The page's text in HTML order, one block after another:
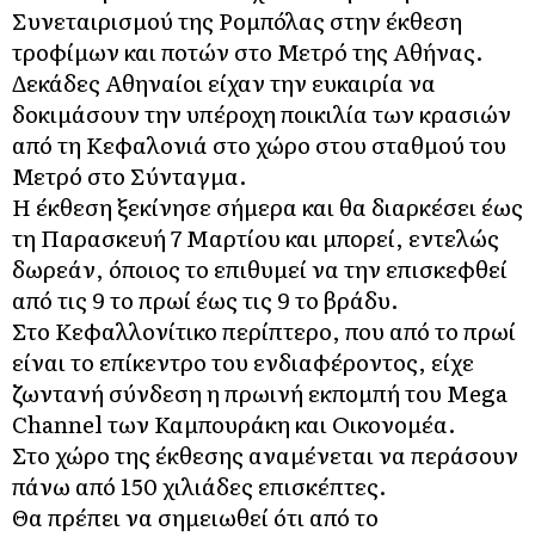
Συνεταιρισμού της Ρομπόλας στην έκθεση
τροφίμων και ποτών στο Μετρό της Αθήνας.
Δεκάδες Αθηναίοι είχαν την ευκαιρία να
δοκιμάσουν την υπέροχη ποικιλία των κρασιών
από τη Κεφαλονιά στο χώρο στου σταθμού του
Μετρό στο Σύνταγμα.
Η έκθεση ξεκίνησε σήμερα και θα διαρκέσει έως
τη Παρασκευή 7 Μαρτίου και μπορεί, εντελώς
δωρεάν, όποιος το επιθυμεί να την επισκεφθεί
από τις 9 το πρωί έως τις 9 το βράδυ.
Στο Κεφαλλονίτικο περίπτερο, που από το πρωί
είναι το επίκεντρο του ενδιαφέροντος, είχε
ζωντανή σύνδεση η πρωινή εκπομπή του Mega
Channel των Καμπουράκη και Οικονομέα.
Στο χώρο της έκθεσης αναμένεται να περάσουν
πάνω από 150 χιλιάδες επισκέπτες.
Θα πρέπει να σημειωθεί ότι από το